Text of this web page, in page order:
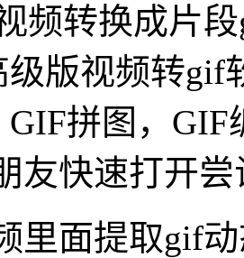
频转换成片
级版视频转gif
拼图，
友快速打开尝
里面提取gif